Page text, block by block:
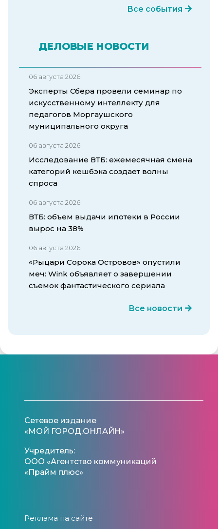
Все события
ДЕЛОВЫЕ НОВОСТИ
06 августа 2026
Эксперты Сбера провели семинар по
искусственному интеллекту для
педагогов Моргаушского
муниципального округа
06 августа 2026
Исследование ВТБ: ежемесячная смена
категорий кешбэка создает волны
спроса
06 августа 2026
ВТБ: объем выдачи ипотеки в России
вырос на 38%
06 августа 2026
«Рыцари Сорока Островов» опустили
меч: Wink объявляет о завершении
съемок фантастического сериала
Все новости
Сетевое издание
«МОЙ ГОРОД.ОНЛАЙН»
Учредитель:
ООО «Агентство коммуникаций
«Прайм плюс»
Реклама на сайте